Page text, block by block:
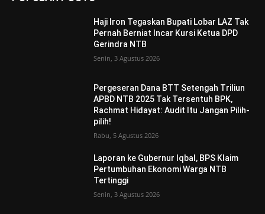
Haji Iron Tegaskan Bupati Lobar LAZ Tak
Pernah Berniat Incar Kursi Ketua DPD
Gerindra NTB
Senin, 3 Agustus 2026
Pergeseran Dana BTT Setengah Triliun
APBD NTB 2025 Tak Tersentuh BPK,
Rachmat Hidayat: Audit Itu Jangan Pilih-
pilih!
Rabu, 5 Agustus 2026
Laporan ke Gubernur Iqbal, BPS Klaim
Pertumbuhan Ekonomi Warga NTB
Tertinggi
Senin, 3 Agustus 2026